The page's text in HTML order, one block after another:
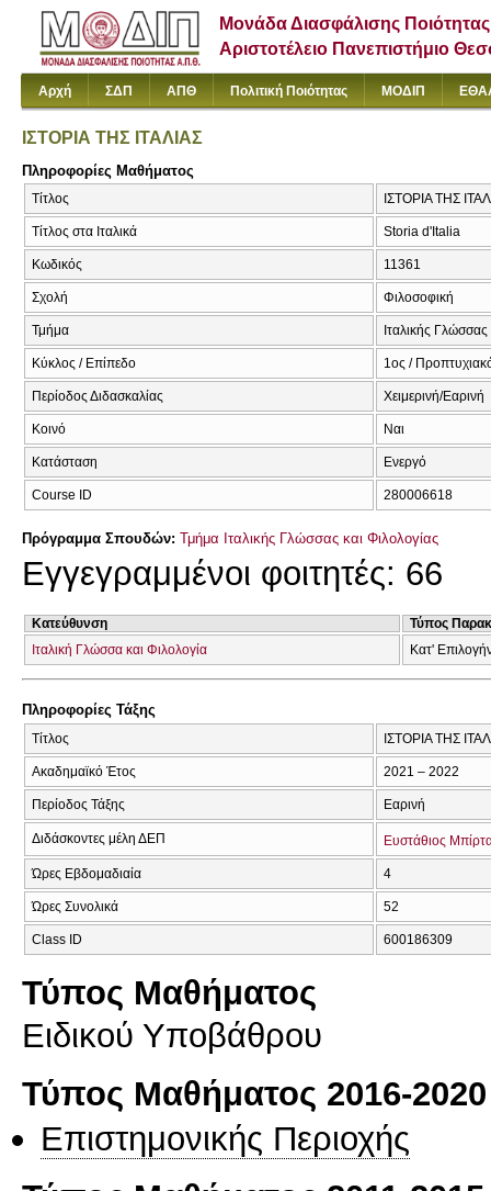
Μονάδα Διασφάλισης Ποιότητας
Αριστοτέλειο Πανεπιστήμιο
Αρχή ΣΔΠ ΑΠΘ Πολιτική Ποιότητας ΜΟΔΙΠ
ΙΣΤΟΡΙΑ ΤΗΣ ΙΤΑΛΙΑΣ
Πληροφορίες Μαθήματος
Τίτλος ΙΣΤΟΡΙΑ ΤΗΣ
Τίτλος στα Ιταλικά Storia d'Italia
Κωδικός 11361
Σχολή Φιλοσοφική
Τμήμα Ιταλικής
Κύκλος / Επίπεδο 1ος /
Περίοδος Διδασκαλίας Χειμερινή/Εαρινή
Κοινό Ναι
Κατάσταση Ενεργό
Course ID 280006618
Πρόγραμμα Σπουδών: Τμήμα Ιταλικής Γλώσσας και Φιλολογίας
Εγγεγραμμένοι φοιτητές: 66
Κατεύθυνση
Τύπος
Ιταλική Γλώσσα και Φιλολογία
Κατ'
Πληροφορίες Τάξης
Τίτλος ΙΣΤΟΡΙΑ ΤΗΣ
Ακαδημαϊκό Έτος 2021 – 2022
Περίοδος Τάξης Εαρινή
Διδάσκοντες μέλη ΔΕΠ Ευστάθιος
Ώρες Εβδομαδιαία 4
Ώρες Συνολικά 52
Class ID 600186309
Τύπος Μαθήματος
Ειδικού Υποβάθρου
Τύπος Μαθήματος 2016-2020
Επιστημονικής Περιοχής